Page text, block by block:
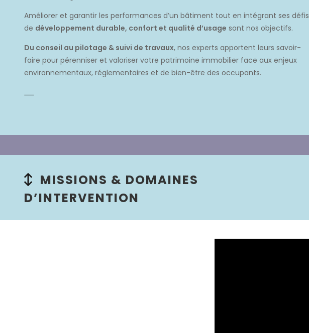
Améliorer et garantir les performances d’un bâtiment tout en intégrant ses défis
de développement durable, confort et qualité d’usage sont nos objectifs.
Du conseil au pilotage & suivi de travaux, nos experts apportent leurs savoir-
faire pour pérenniser et valoriser votre patrimoine immobilier face aux enjeux
environnementaux, réglementaires et de bien-être des occupants.
MISSIONS & DOMAINES
D’INTERVENTION